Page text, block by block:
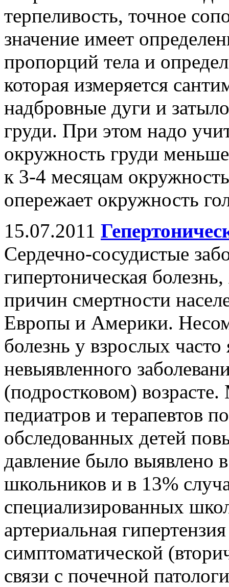
терпеливость, точное
значение имеет
пропорций тела и
которая измеряется
надбровные дуги и
груди. При этом надо
окружность груди
к 3-4 месяцам
опережает окружность
15.07.2011
Сердечно-сосудистые
гипертоническая
причин смертности
Европы и Америки.
болезнь у взрослых
невыявленного
(подростковом)
педиатров и терапевтов
обследованных детей
давление было выявлено
школьников и в 13%
специализированных
артериальная
симптоматической
связи с почечной